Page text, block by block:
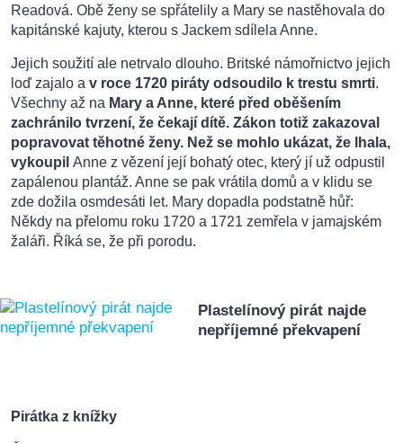
Readová. Obě ženy se spřátelily a Mary se nastěhovala do
kapitánské kajuty, kterou s Jackem sdílela Anne.
Jejich soužití ale netrvalo dlouho. Britské námořnictvo jejich
loď zajalo a v roce 1720 piráty odsoudilo k trestu smrti.
Všechny až na Mary a Anne, které před oběšením
zachránilo tvrzení, že čekají dítě. Zákon totiž zakazoval
popravovat těhotné ženy. Než se mohlo ukázat, že lhala,
vykoupil Anne z vězení její bohatý otec, který jí už odpustil
zapálenou plantáž. Anne se pak vrátila domů a v klidu se
zde dožila osmdesáti let. Mary dopadla podstatně hůř:
Někdy na přelomu roku 1720 a 1721 zemřela v jamajském
žaláři. Říká se, že při porodu.
Plastelínový pirát najde
nepříjemné překvapení
Pirátka z knížky